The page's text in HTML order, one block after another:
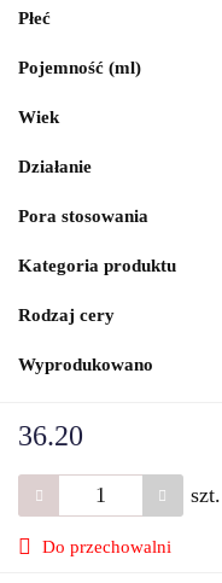
Płeć
Pojemność (ml)
Wiek
Działanie
Pora stosowania
Kategoria produktu
Rodzaj cery
Wyprodukowano
36.20
szt.
Do przechowalni